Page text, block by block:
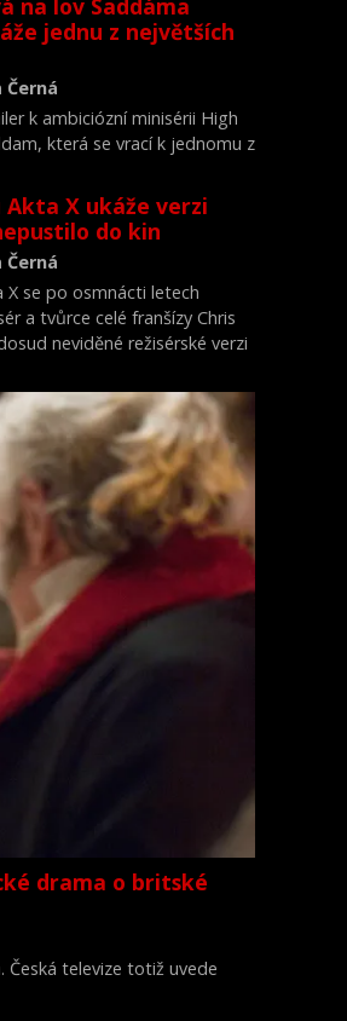
na lov Saddáma
jednu z největších
k ambiciózní minisérii High
která se vrací k jednomu z
X ukáže verzi
do kin
X se po osmnácti letech
a tvůrce celé franšízy Chris
neviděné režisérské verzi
drama o britské
Česká televize totiž uvede